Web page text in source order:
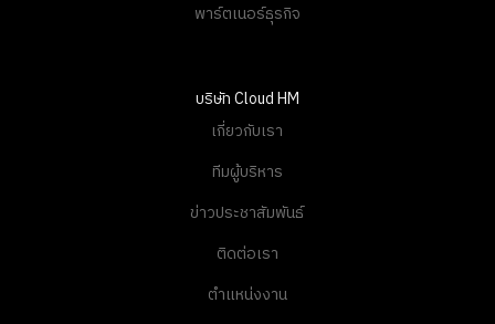
พาร์ตเนอร์ธุรกิจ
บริษัท Cloud HM
เกี่ยวกับเรา
ทีมผู้บริหาร
ข่าวประชาสัมพันธ์
ติดต่อเรา
ตำแหน่งงาน